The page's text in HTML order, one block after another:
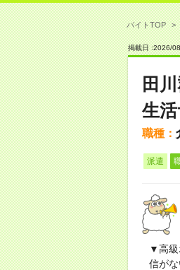
バイトTOP
掲載日 :2026/08
田
生
職種：
派遣
▼高級
信がな